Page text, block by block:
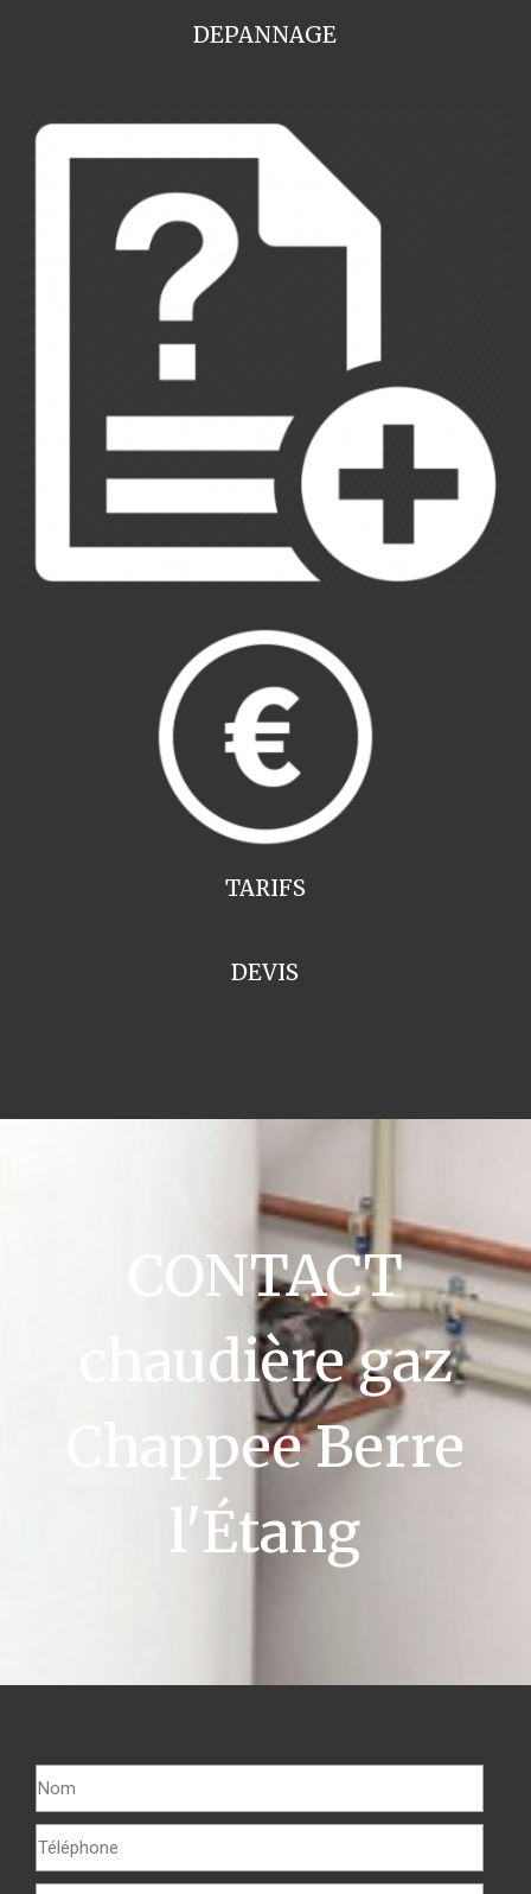
DEPANNAGE
TARIFS
DEVIS
CONTACT
chaudière gaz
Chappee Berre
l'Étang